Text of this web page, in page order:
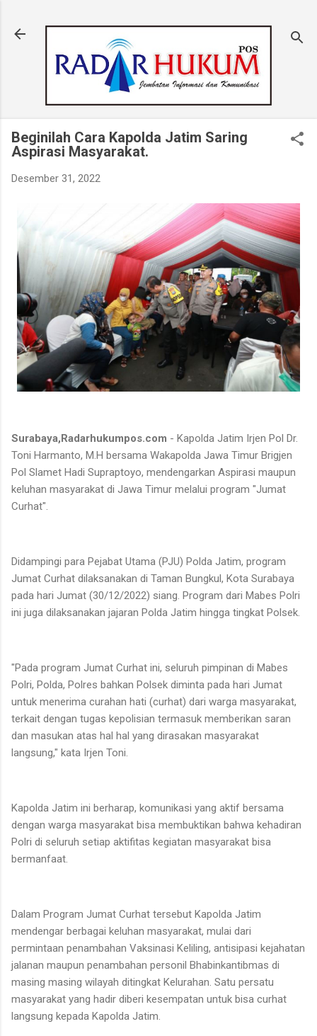
Beginilah Cara Kapolda Jatim Saring
Aspirasi Masyarakat.
Desember 31, 2022
Surabaya,Radarhukumpos.com - Kapolda Jatim Irjen Pol Dr.
Toni Harmanto, M.H bersama Wakapolda Jawa Timur Brigjen
Pol Slamet Hadi Supraptoyo, mendengarkan Aspirasi maupun
keluhan masyarakat di Jawa Timur melalui program "Jumat
Curhat".
Didampingi para Pejabat Utama (PJU) Polda Jatim, program
Jumat Curhat dilaksanakan di Taman Bungkul, Kota Surabaya
pada hari Jumat (30/12/2022) siang. Program dari Mabes Polri
ini juga dilaksanakan jajaran Polda Jatim hingga tingkat Polsek.
"Pada program Jumat Curhat ini, seluruh pimpinan di Mabes
Polri, Polda, Polres bahkan Polsek diminta pada hari Jumat
untuk menerima curahan hati (curhat) dari warga masyarakat,
terkait dengan tugas kepolisian termasuk memberikan saran
dan masukan atas hal hal yang dirasakan masyarakat
langsung," kata Irjen Toni.
Kapolda Jatim ini berharap, komunikasi yang aktif bersama
dengan warga masyarakat bisa membuktikan bahwa kehadiran
Polri di seluruh setiap aktifitas kegiatan masyarakat bisa
bermanfaat.
Dalam Program Jumat Curhat tersebut Kapolda Jatim
mendengar berbagai keluhan masyarakat, mulai dari
permintaan penambahan Vaksinasi Keliling, antisipasi kejahatan
jalanan maupun penambahan personil Bhabinkantibmas di
masing masing wilayah ditingkat Kelurahan. Satu persatu
masyarakat yang hadir diberi kesempatan untuk bisa curhat
langsung kepada Kapolda Jatim.